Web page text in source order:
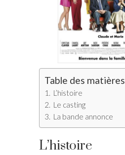
Table des matières
L’histoire
Le casting
La bande annonce
L’histoire